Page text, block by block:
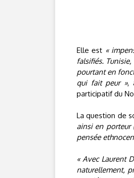
Elle est «
falsifiés.
pourtant en
qui fait peur »,
participatif du
La question de
ainsi en porteur
pensée
« Avec Laurent
naturellement,